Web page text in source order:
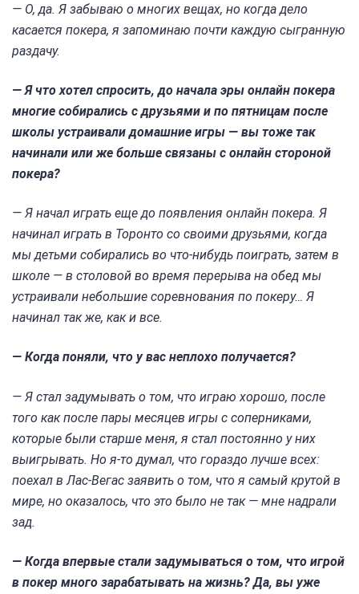
— О, да. Я забываю о многих вещах, но когда дело
касается покера, я запоминаю почти каждую сыгранную
раздачу.
— Я что хотел спросить, до начала эры онлайн покера
многие собирались с друзьями и по пятницам после
школы устраивали домашние игры — вы тоже так
начинали или же больше связаны с онлайн стороной
покера?
— Я начал играть еще до появления онлайн покера. Я
начинал играть в Торонто со своими друзьями, когда
мы детьми собирались во что-нибудь поиграть, затем в
школе — в столовой во время перерыва на обед мы
устраивали небольшие соревнования по покеру… Я
начинал так же, как и все.
— Когда поняли, что у вас неплохо получается?
— Я стал задумывать о том, что играю хорошо, после
того как после пары месяцев игры с соперниками,
которые были старше меня, я стал постоянно у них
выигрывать. Но я-то думал, что гораздо лучше всех:
поехал в Лас-Вегас заявить о том, что я самый крутой в
мире, но оказалось, что это было не так — мне надрали
зад.
— Когда впервые стали задумываться о том, что игрой
в покер много зарабатывать на жизнь? Да, вы уже